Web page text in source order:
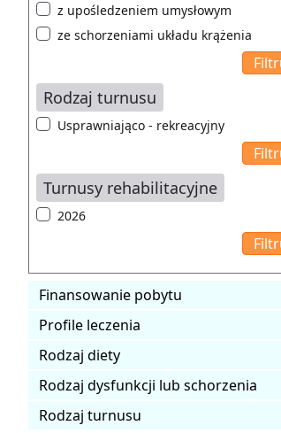
z upośledzeniem umysłowym
ze schorzeniami układu krążenia
Rodzaj turnusu
Usprawniająco - rekreacyjny
Turnusy rehabilitacyjne
2026
Finansowanie pobytu
Profile leczenia
Rodzaj diety
Rodzaj dysfunkcji lub schorzenia
Rodzaj turnusu